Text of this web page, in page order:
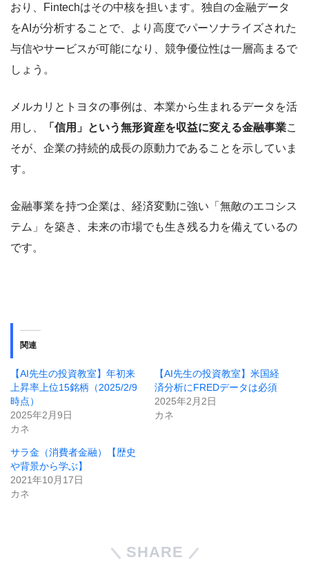
おり、Fintechはその中核を担います。独自の金融データ
をAIが分析することで、より高度でパーソナライズされた
与信やサービスが可能になり、競争優位性は一層高まるで
しょう。
メルカリとトヨタの事例は、本業から生まれるデータを活
用し、
「信用」という無形資産を収益に変える金融事業こ
そが、企業の持続的成長の原動力であることを示していま
す。
金融事業を持つ企業は、経済変動に強い「無敵のエコシス
テム」を築き、未来の市場でも生き残る力を備えているの
です。
関連
【AI先生の投資教室】年初来
上昇率上位15銘柄（2025/2/9
時点）
2025年2月9日
カネ
【AI先生の投資教室】米国経
済分析にFREDデータは必須
2025年2月2日
カネ
サラ金（消費者金融）【歴史
や背景から学ぶ】
2021年10月17日
カネ
SHARE